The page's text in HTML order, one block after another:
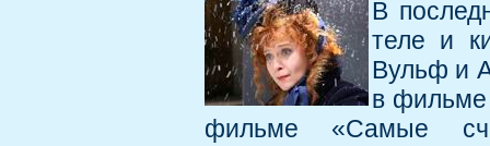
В
теле и
Вульф и
в фильме
фильме «Самые